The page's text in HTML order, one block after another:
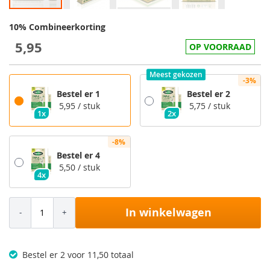
10% Combineerkorting
5,95 OP VOORRAAD
1x
Bestel er 1
5,95 / stuk
-3%
Meest gekozen
2x
Bestel er 2
5,75 / stuk
-8%
4x
Bestel er 4
5,50 / stuk
In winkelwagen
Bestel er 2 voor 11,50 totaal